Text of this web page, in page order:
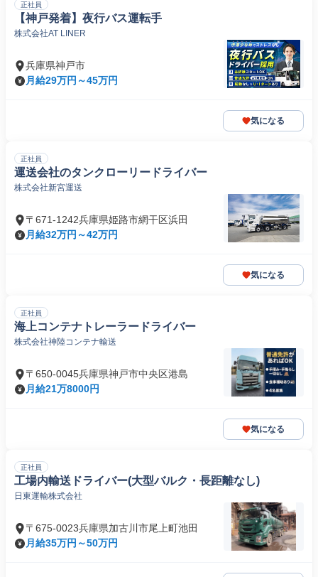
正社員
【神戸発着】夜行バス運転手
株式会社AT LINER
兵庫県神戸市
月給29万円～45万円
気になる
正社員
運送会社のタンクローリードライバー
株式会社新宮運送
〒671-1242兵庫県姫路市網干区浜田
月給32万円～42万円
気になる
正社員
海上コンテナトレーラードライバー
株式会社神陸コンテナ輸送
〒650-0045兵庫県神戸市中央区港島
月給21万8000円
気になる
正社員
工場内輸送ドライバー(大型バルク・長距離なし)
日東運輸株式会社
〒675-0023兵庫県加古川市尾上町池田
月給35万円～50万円